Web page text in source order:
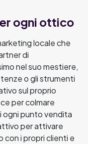
ogni ottico
locale che
di
nel suo mestiere,
o gli strumenti
sul proprio
per colmare
ogni punto vendita
per attivare
i propri clienti e